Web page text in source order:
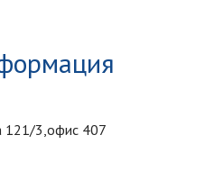
121/3,офис 407